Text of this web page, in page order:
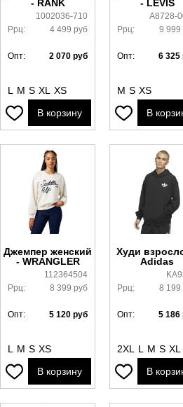
- RANK
1002036-710
Ррц:
4 499 руб
Опт: 2 070 руб
L M S XL
XS
В корзину
- LEVIS
A8728-
Ррц:
9 999
Опт: 6 325
M S XS
В
Джемпер женский
- WRANGLER
112364504
Ррц:
8 399 руб
Опт: 5 120 руб
L M S XS
В корзину
Худи
Adidas
Ррц:
8 199
Опт: 5 186
2XL L M S XL
В